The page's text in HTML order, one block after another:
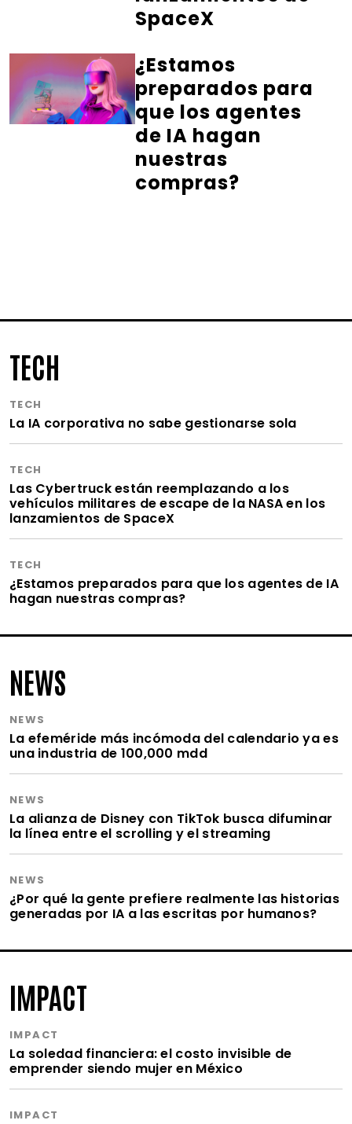
SpaceX
¿Estamos
preparados para
que los agentes
de IA hagan
nuestras
compras?
TECH
TECH
La IA corporativa no sabe gestionarse sola
TECH
Las Cybertruck están reemplazando a los
vehículos militares de escape de la NASA en los
lanzamientos de SpaceX
TECH
¿Estamos preparados para que los agentes de IA
hagan nuestras compras?
NEWS
NEWS
La efeméride más incómoda del calendario ya es
una industria de 100,000 mdd
NEWS
La alianza de Disney con TikTok busca difuminar
la línea entre el scrolling y el streaming
NEWS
¿Por qué la gente prefiere realmente las historias
generadas por IA a las escritas por humanos?
IMPACT
IMPACT
La soledad financiera: el costo invisible de
emprender siendo mujer en México
IMPACT